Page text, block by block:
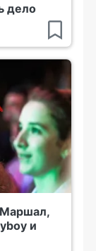
дело
Маршал,
и